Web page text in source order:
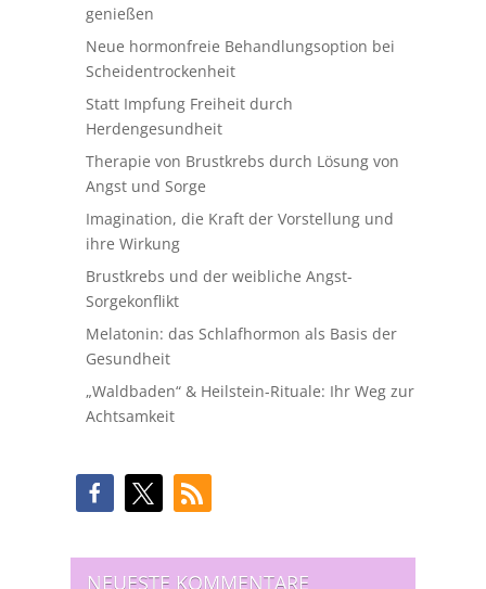
genießen
Neue hormonfreie Behandlungsoption bei
Scheidentrockenheit
Statt Impfung Freiheit durch
Herdengesundheit
Therapie von Brustkrebs durch Lösung von
Angst und Sorge
Imagination, die Kraft der Vorstellung und
ihre Wirkung
Brustkrebs und der weibliche Angst-
Sorgekonflikt
Melatonin: das Schlafhormon als Basis der
Gesundheit
„Waldbaden“ & Heilstein-Rituale: Ihr Weg zur
Achtsamkeit
NEUESTE KOMMENTARE